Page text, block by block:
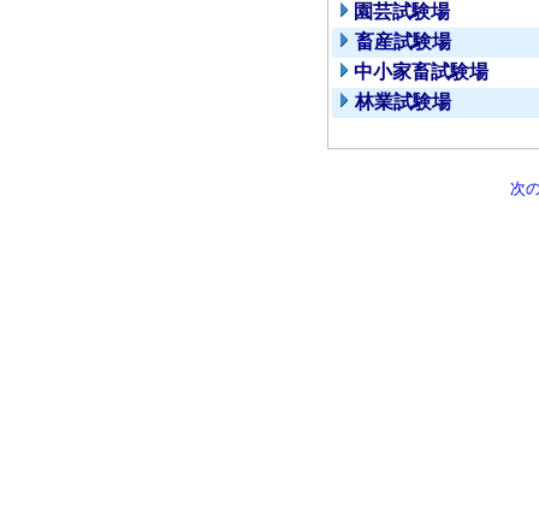
園芸試験場
畜産試験場
中小家畜試験場
林業試験場
次